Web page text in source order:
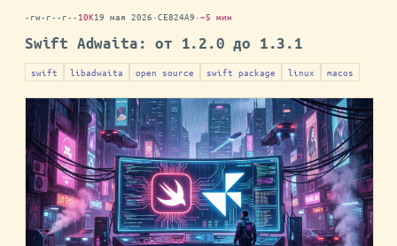
-rw-r--r-- 10K19 мая 2026 ·CE824A9 ·~5 мин
Swift Adwaita: от 1.2.0 до 1.3.1
swift libadwaita open source swift package linux macos